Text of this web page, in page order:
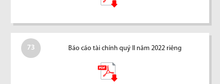
73 Báo cáo tài chính quý II năm 2022 riêng